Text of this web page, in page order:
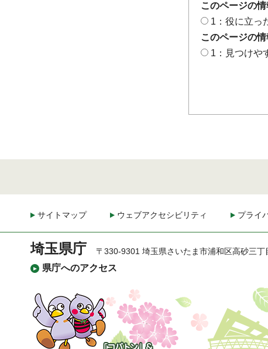
このページの
1：役に立っ
このページの
1：見つけや
サイトマップ ウェブアクセシビリティ プライ
埼玉県庁
県庁へのアクセス
〒330-9301 埼玉県さいたま市浦和区高砂三丁